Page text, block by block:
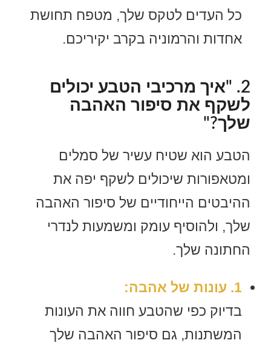
כל העדים לטקס שלך, מטפח תחושת
אחדות והרמוניה בקרב יקיריכם.
2. "איך מרכיבי הטבע יכולים
לשקף את סיפור האהבה
שלך?"
הטבע הוא שטיח עשיר של סמלים
ומטאפורות שיכולים לשקף יפה את
ההיבטים הייחודיים של סיפור האהבה
שלך, ולהוסיף עומק ומשמעות לנדרי
החתונה שלך.
1. עונות של אהבה:
בדיוק כפי שהטבע חווה את העונות
המשתנות, גם סיפור האהבה שלך